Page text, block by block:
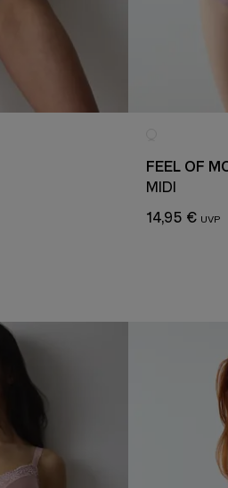
FEEL OF
MIDI
14,95 €